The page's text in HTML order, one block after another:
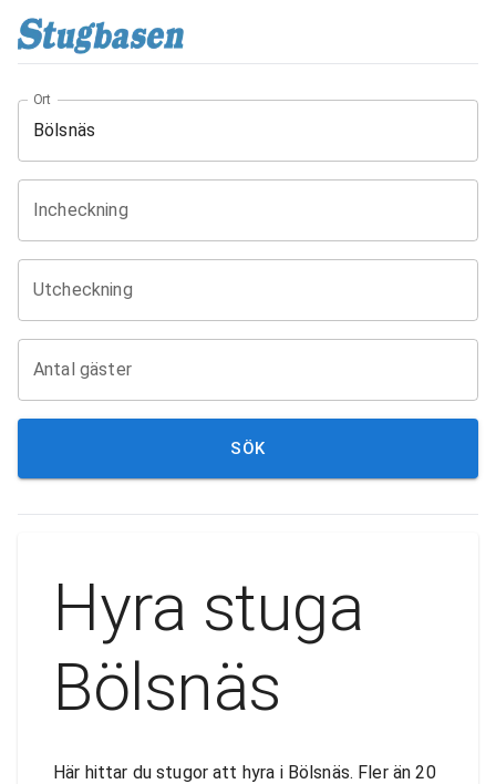
Ort
Incheckning
Utcheckning
Antal gäster
SÖK
Hyra stuga
Bölsnäs
Här hittar du stugor att hyra i Bölsnäs. Fler än 20